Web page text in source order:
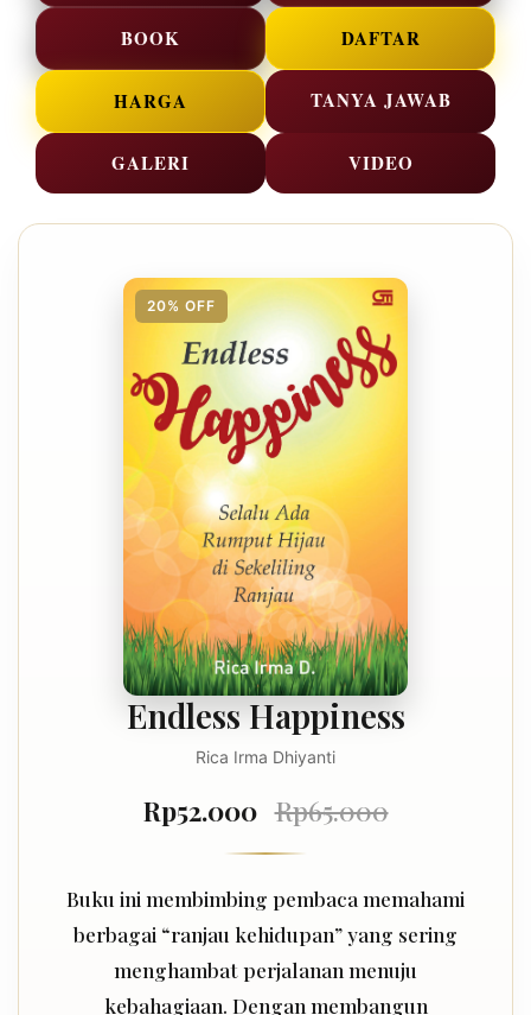
BOOK DAFTAR
HARGA TANYA JAWAB
GALERI VIDEO
20% OFF
Endless Happiness
Rica Irma Dhiyanti
Rp52.000 Rp65.000
Buku ini membimbing pembaca memahami
berbagai “ranjau kehidupan” yang sering
menghambat perjalanan menuju
kebahagiaan. Dengan membangun